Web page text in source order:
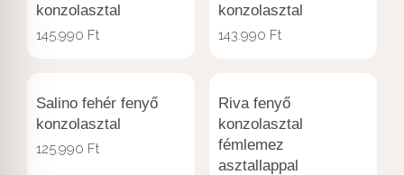
konzolasztal
145.990 Ft
konzolasztal
143.990 Ft
Salino fehér fenyő
konzolasztal
125.990 Ft
Riva fenyő
konzolasztal
fémlemez
asztallappal